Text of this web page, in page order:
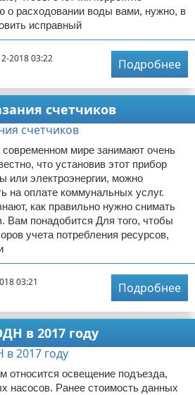
о расходовании воды вами, нужно, в
исправный
2018 03:22
Подробнее
счетчиков
современном мире занимают очень
что установив этот прибор
или электроэнергии, можно
на оплате коммунальных услуг.
как правильно нужно снимать
Вам понадобится Для того, чтобы
учета потребления ресурсов,
03:21
Подробнее
в 2017 году
освещение подъезда,
насосов. Ранее стоимость данных